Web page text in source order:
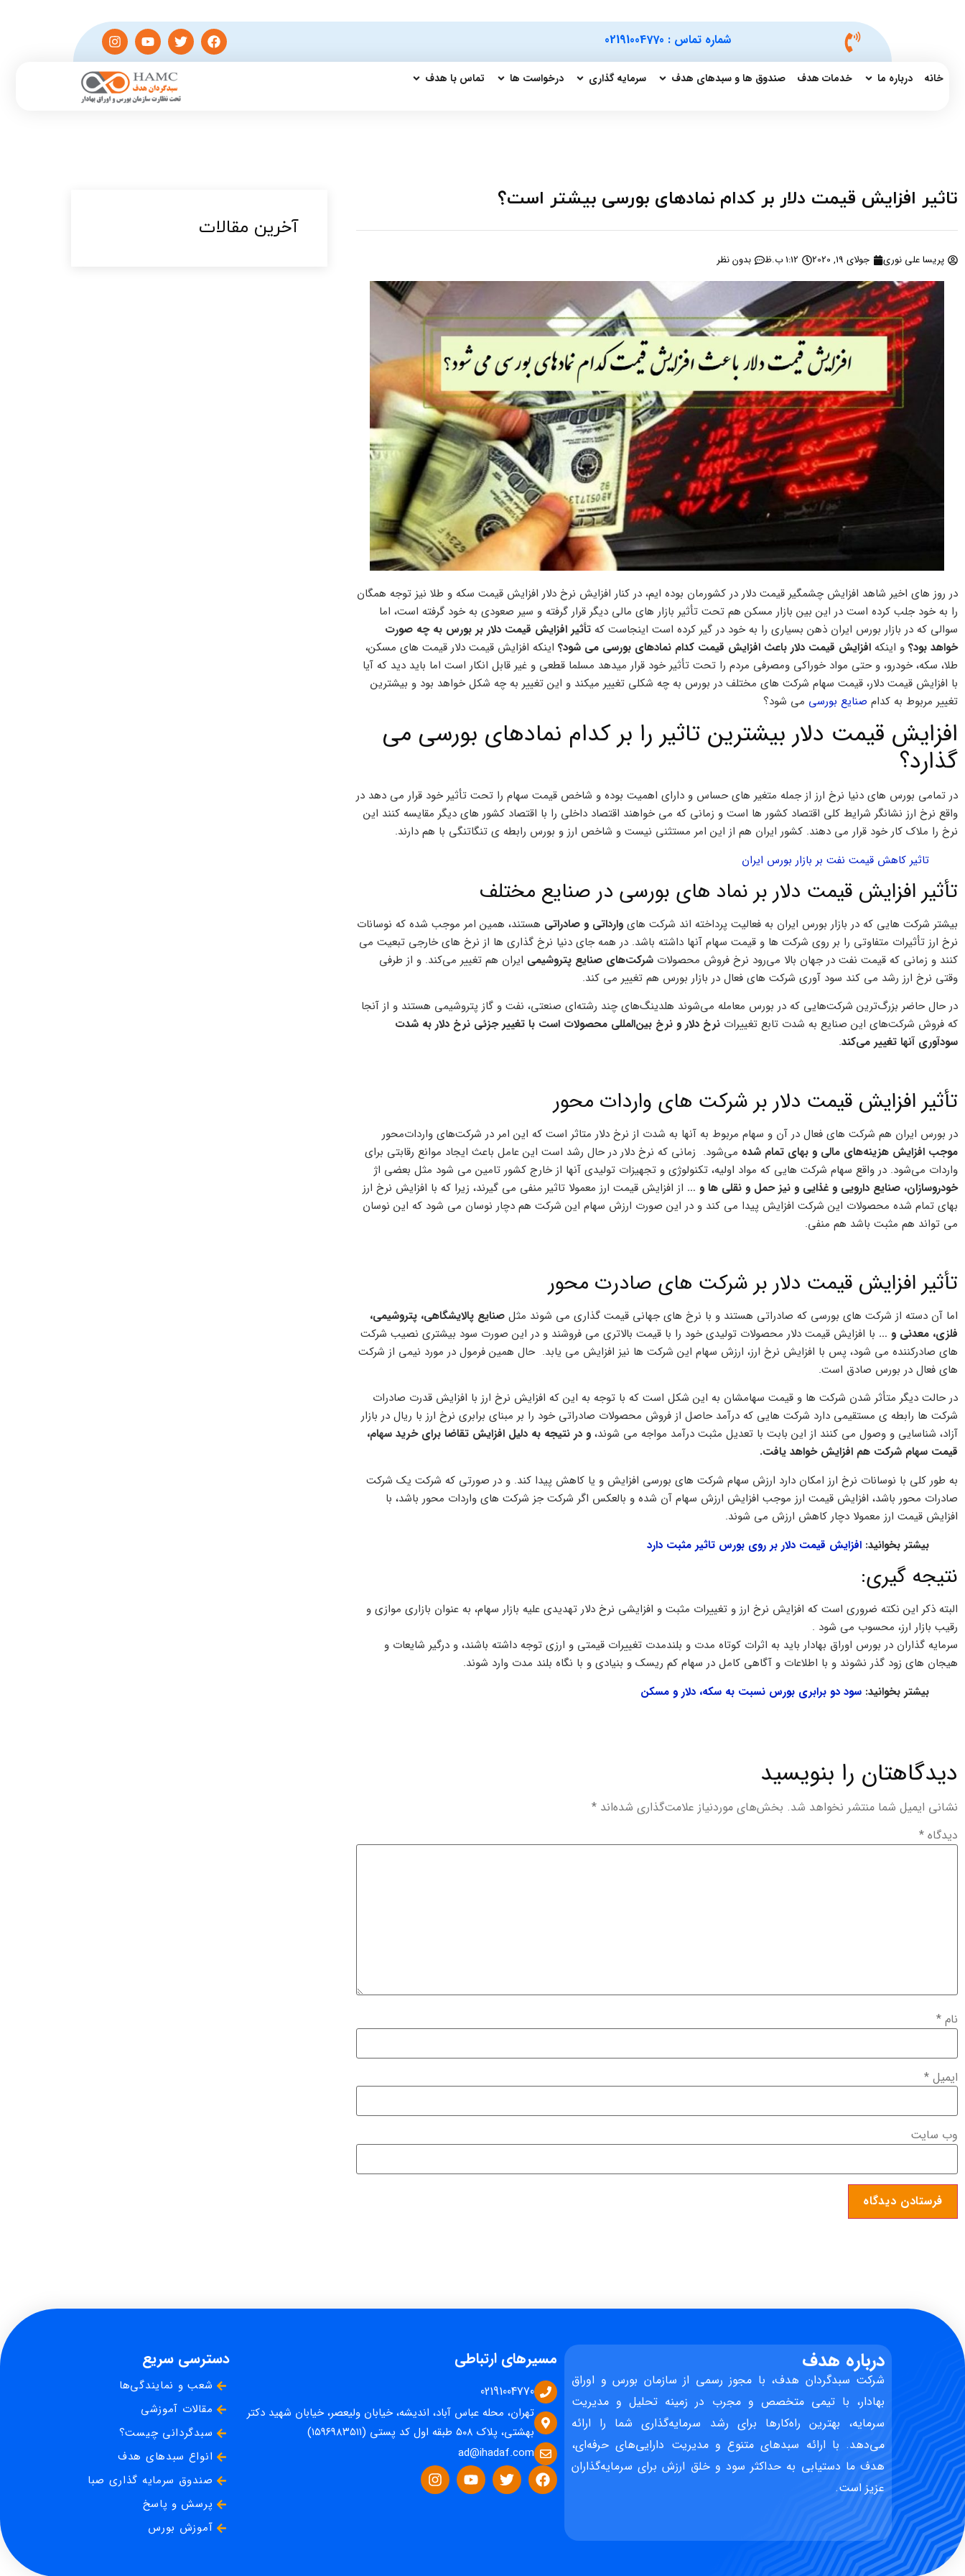
شماره تماس : 02191004770
خانه درباره ما خدمات هدف صندوق ها و سبدهای هدف سرمایه گذاری درخواست ها تماس با هدف
تاثیر افزایش قیمت دلار بر کدام نمادهای بورسی بیشتر است؟
پریسا علی نوری جولای 19, 2020 1:12 ب.ظ بدون نظر
در روز های اخیر شاهد افزایش چشمگیر قیمت دلار در کشورمان بوده ایم، در کنار افزایش نرخ دلار افزایش قیمت سکه و طلا نیز توجه همگان
را به خود جلب کرده است در این بین بازار مسکن هم تحت تأثیر بازار های مالی دیگر قرار گرفته و سیر صعودی به خود گرفته است، اما
سوالی که در بازار بورس ایران ذهن بسیاری را به خود در گیر کرده است اینجاست که تأثیر افزایش قیمت دلار بر بورس به چه صورت
خواهد بود؟ و اینکه افزایش قیمت دلار باعث افزایش قیمت کدام نمادهای بورسی می شود؟ اینکه افزایش قیمت دلار قیمت های مسکن،
طلا، سکه، خودرو، و حتی مواد خوراکی ومصرفی مردم را تحت تأثیر خود قرار میدهد مسلما قطعی و غیر قابل انکار است اما باید دید که آیا
با افزایش قیمت دلار، قیمت سهام شرکت های مختلف در بورس به چه شکلی تغییر میکند و این تغییر به چه شکل خواهد بود و بیشترین
تغییر مربوط به کدام صنایع بورسی می شود؟
افزایش قیمت دلار بیشترین تاثیر را بر کدام نمادهای بورسی می
گذارد؟
در تمامی بورس های دنیا نرخ ارز از جمله متغیر های حساس و دارای اهمیت بوده و شاخص قیمت سهام را تحت تأثیر خود قرار می دهد در
واقع نرخ ارز نشانگر شرایط کلی اقتصاد کشور ها است و زمانی که می خواهند اقتصاد داخلی را با اقتصاد کشور های دیگر مقایسه کنند این
نرخ را ملاک کار خود قرار می دهند. کشور ایران هم از این امر مستثنی نیست و شاخص ارز و بورس رابطه ی تنگاتنگی با هم دارند.
تاثیر کاهش قیمت نفت بر بازار بورس ایران
تأثیر افزایش قیمت دلار بر نماد های بورسی در صنایع مختلف
بیشتر شرکت هایی که در بازار بورس ایران به فعالیت پرداخته اند شرکت های وارداتی و صادراتی هستند، همین امر موجب شده که نوسانات
نرخ ارز تأثیرات متفاوتی را بر روی شرکت ها و قیمت سهام آنها داشته باشد. در همه جای دنیا نرخ گذاری ها از نرخ های خارجی تبعیت می
کنند و زمانی که قیمت نفت در جهان بالا می‌رود نرخ فروش محصولات شرکت‌های صنایع پتروشیمی ایران هم تغییر می‌کند. و از طرفی
وقتی نرخ ارز رشد می کند سود آوری شرکت های فعال در بازار بورس هم تغییر می کند.
در حال حاضر بزرگ‌ترین شرکت‌هایی که در بورس معامله می‌شوند هلدینگ‌های چند رشته‌ای صنعتی، نفت و گاز پتروشیمی هستند و از آنجا
که فروش شرکت‌های این صنایع به شدت تابع تغییرات نرخ دلار و نرخ بین‌المللی محصولات است با تغییر جزئی نرخ دلار به شدت
سودآوری آنها تغییر می‌کند.
تأثیر افزایش قیمت دلار بر شرکت های واردات محور
در بورس ایران هم شرکت های فعال در آن و سهام مربوط به آنها به شدت از نرخ دلار متاثر است که این امر در شرکت‌های واردات‌محور
موجب افزایش هزینه‌های مالی و بهای تمام شده می‌شود. زمانی که نرخ دلار در حال رشد است این عامل باعث ایجاد موانع رقابتی برای
واردات می‌شود. در واقع سهام شرکت هایی که مواد اولیه، تکنولوژی و تجهیزات تولیدی آنها از خارج کشور تامین می ‌شود مثل بعضی اژ
خودروسازان، صنایع دارویی و غذایی و نیز حمل‌ و‌ نقلی ‌ها و … از افزایش قیمت ارز معمولا تاثیر منفی می گیرند، زیرا که با افزایش نرخ ارز
بهای تمام شده محصولات این شرکت افزایش پیدا می کند و در این صورت ارزش سهام این شرکت هم دچار نوسان می شود که این نوسان
می تواند هم مثبت باشد هم منفی.
تأثیر افزایش قیمت دلار بر شرکت های صادرت محور
اما آن دسته از شرکت های بورسی که صادراتی هستند و با نرخ های جهانی قیمت گذاری می شوند مثل صنایع پالایشگاهی، پتروشیمی،
فلزی، معدنی و … با افزایش قیمت دلار محصولات تولیدی خود را با قیمت بالاتری می فروشند و در این صورت سود بیشتری نصیب شرکت
‌های صادرکننده می شود، پس با افزایش نرخ ارز، ارزش سهام این شرکت‌ ها نیز افزایش می یابد. حال همین فرمول در مورد نیمی از شرکت‌
های فعال در بورس صادق است.
در حالت دیگر متأثر شدن شرکت ها و قیمت سهامشان به این شکل است که با توجه به این که افزایش نرخ ارز با افزایش قدرت صادرات
شرکت ها رابطه ی مستقیمی دارد شرکت‌ هایی که درآمد حاصل از فروش محصولات صادراتی خود را بر مبنای برابری نرخ ارز با ریال در بازار
آزاد، شناسایی و وصول می ‌کنند از این بابت با تعدیل مثبت درآمد مواجه می شوند، و در نتیجه به دلیل افزایش تقاضا برای خرید سهام،
قیمت سهام شرکت هم افزایش خواهد یافت.
به طور کلی با نوسانات نرخ ارز امکان دارد ارزش سهام شرکت های بورسی افزایش و یا کاهش پیدا کند. و در صورتی که شرکت یک شرکت
‌صادرات محور باشد، افزایش قیمت ارز موجب افزایش ارزش سهام آن شده و بالعکس اگر شرکت جز شرکت های‌ واردات محور باشد، با
افزایش قیمت ارز معمولا دچار کاهش ارزش می شوند.
بیشتر بخوانید: افزایش قیمت دلار بر روی بورس تاثیر مثبت دارد
نتیجه گیری:
البته ذکر این نکته ضروری است که افزایش نرخ ارز و تغییرات مثبت و افزایشی نرخ دلار تهدیدی علیه بازار سهام، به عنوان بازاری موازی و
رقیب بازار ارز، محسوب می شود .
سرمایه‌ گذاران در بورس اوراق بهادار باید به اثرات کوتاه ‌مدت و بلند‌مدت تغییرات قیمتی و ارزی توجه داشته باشند، و درگیر شایعات و
هیجان های زود گذر نشوند و با اطلاعات و آگاهی کامل در سهام کم ریسک و بنیادی و با نگاه بلند مدت وارد شوند.
بیشتر بخوانید: سود دو برابری بورس نسبت به سکه، دلار و مسکن
دیدگاهتان را بنویسید
نشانی ایمیل شما منتشر نخواهد شد. بخش‌های موردنیاز علامت‌گذاری شده‌اند *
دیدگاه *
نام *
ایمیل *
وب‌ سایت
آخرین مقالات​
درباره هدف
شرکت سبدگردان هدف، با مجوز رسمی از سازمان بورس و اوراق
بهادار، با تیمی متخصص و مجرب در زمینه تحلیل و مدیریت
سرمایه، بهترین راه‌کارها برای رشد سرمایه‌گذاری شما را ارائه
می‌دهد. با ارائه سبدهای متنوع و مدیریت دارایی‌های حرفه‌ای،
هدف ما دستیابی به حداکثر سود و خلق ارزش برای سرمایه‌گذاران
عزیز است.
مسیرهای ارتباطی
02191004770
تهران، محله عباس آباد، اندیشه، خیابان ولیعصر، خیابان شهید دکتر
بهشتی، پلاک ۵۰۸ طبقه اول کد پستی (۱۵۹۶۹۸۳۵۱۱)
ad@ihadaf.com
دسترسی سریع
شعب و نمایندگی‌ها
مقالات آموزشی
سبدگردانی چیست؟
انواع سبدهای هدف
صندوق سرمایه گذاری صبا
پرسش و پاسخ
آموزش بورس